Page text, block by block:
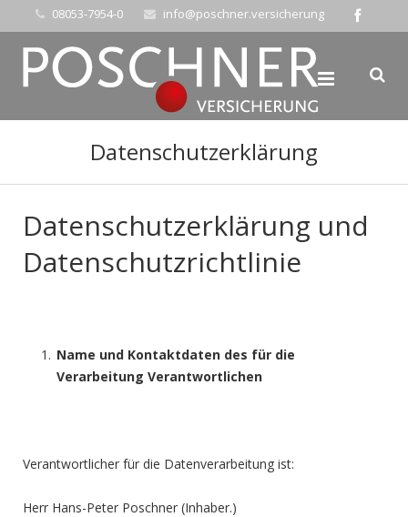
08053-7954-0 info@poschner.versicherung
Datenschutzerklärung
Datenschutzerklärung und
Datenschutzrichtlinie
Name und Kontaktdaten des für die
Verarbeitung Verantwortlichen
Verantwortlicher für die Datenverarbeitung ist:
Herr Hans-Peter Poschner (Inhaber.)